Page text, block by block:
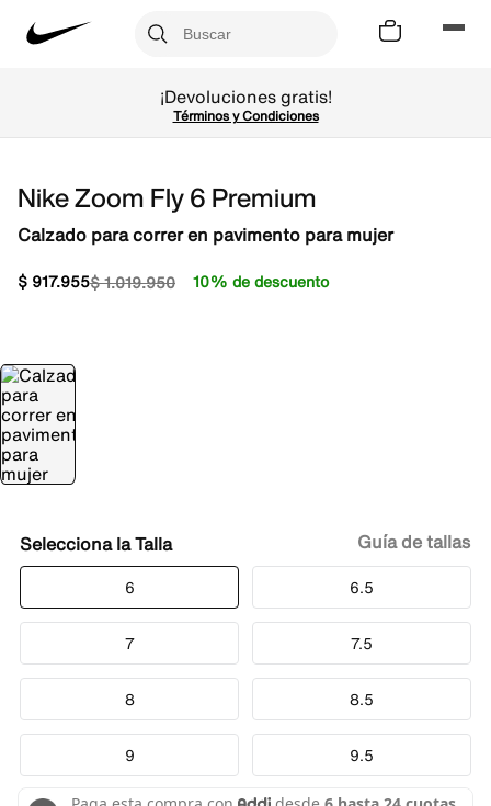
¡Devoluciones gratis!
Términos y Condiciones
Nike Zoom Fly 6 Premium
Calzado para correr en pavimento para mujer
$1.019.950
$ 917.955 10% de descuento
Talla
6 6.5
7 7.5
8 8.5
9 9.5
Guía de tallas